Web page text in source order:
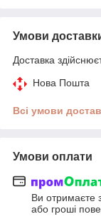
Умови
Доставка
Нова Пошта
Всі умови
Умови оплати
Ви отримаєте
або гроші